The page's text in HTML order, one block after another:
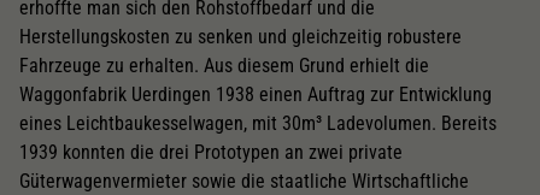
erhoffte man sich den Rohstoffbedarf und die
Herstellungskosten zu senken und gleichzeitig robustere
Fahrzeuge zu erhalten. Aus diesem Grund erhielt die
Waggonfabrik Uerdingen 1938 einen Auftrag zur Entwicklung
eines Leichtbaukesselwagen, mit 30m³ Ladevolumen. Bereits
1939 konnten die drei Prototypen an zwei private
Güterwagenvermieter sowie die staatliche Wirtschaftliche